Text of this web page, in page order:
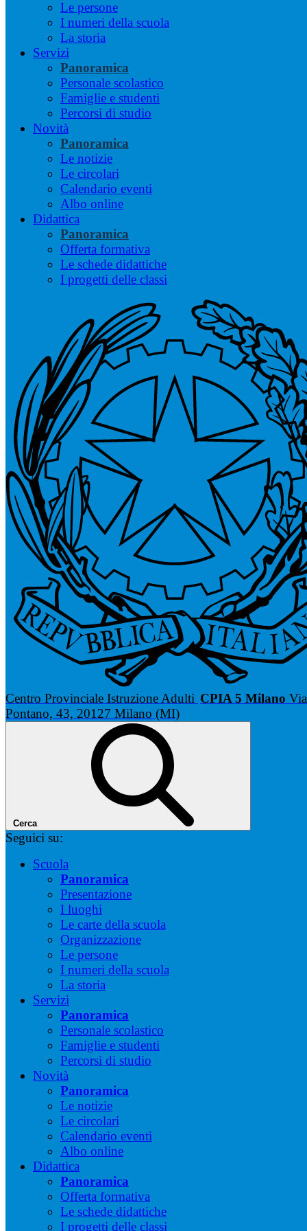
Le persone
I numeri della scuola
La storia
Servizi
Panoramica
Personale scolastico
Famiglie e studenti
Percorsi di studio
Novità
Panoramica
Le notizie
Le circolari
Calendario eventi
Albo online
Didattica
Panoramica
Offerta formativa
Le schede didattiche
I progetti delle classi
Centro Provinciale Istruzione Adulti CPIA 5 Milano Via
Pontano, 43, 20127 Milano (MI)
Cerca
Seguici su:
Scuola
Panoramica
Presentazione
I luoghi
Le carte della scuola
Organizzazione
Le persone
I numeri della scuola
La storia
Servizi
Panoramica
Personale scolastico
Famiglie e studenti
Percorsi di studio
Novità
Panoramica
Le notizie
Le circolari
Calendario eventi
Albo online
Didattica
Panoramica
Offerta formativa
Le schede didattiche
I progetti delle classi